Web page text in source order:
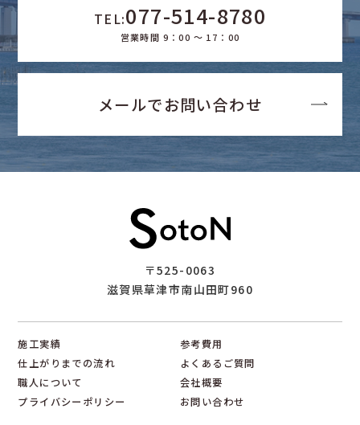
TEL:077-514-8780
営業時間 9：00 ～ 17：00
メールでお問い合わせ
〒525-0063
滋賀県草津市南山田町960
施工実績
参考費用
仕上がりまでの流れ
よくあるご質問
職人について
会社概要
プライバシーポリシー
お問い合わせ